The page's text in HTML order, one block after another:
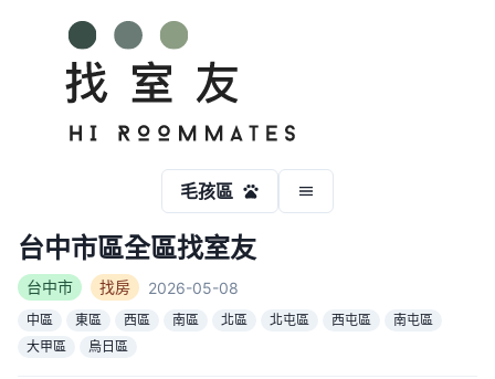
毛孩區
台中市區全區找室友
台中市 找房 2026-05-08
中區 東區 西區 南區 北區 北屯區 西屯區
南屯區
大甲區
烏日區